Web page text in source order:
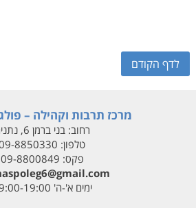
לדף הקודם
מרכז תרבות וקהילה –
רחוב:בני ברמן 6, נתניה
טלפון: 8850330
פקס: 09-8800849
ימים א'-ה' 09:00-19:00